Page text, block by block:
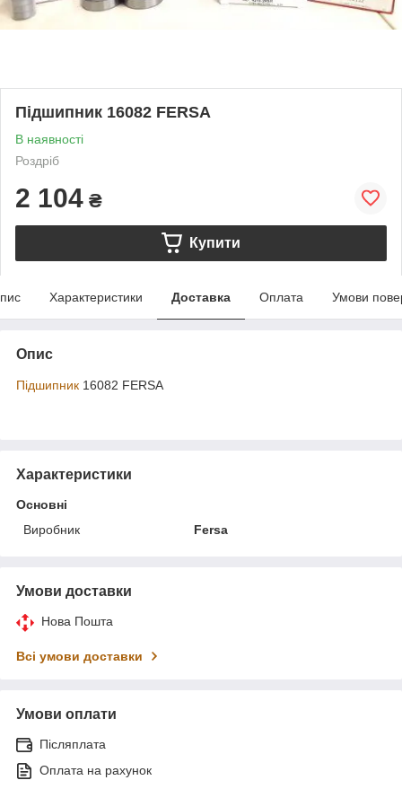
Підшипник 16082 FERSA
В наявності
Роздріб
2 104 ₴
Купити
Характеристики Доставка Оплата Умови
Опис
Підшипник 16082 FERSA
Характеристики
Основні
Виробник
Fersa
Умови доставки
Нова Пошта
Всі умови доставки
Умови оплати
Післяплата
Оплата на рахунок